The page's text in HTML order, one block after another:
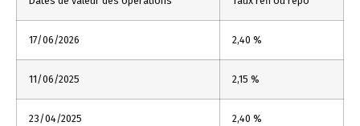
17/06/2026 2,40 %
11/06/2025 2,15 %
23/04/2025 2,40 %